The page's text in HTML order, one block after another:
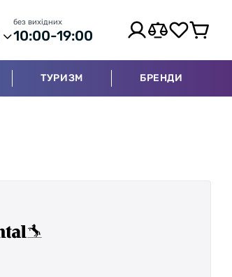
без вихідних
10:00-19:00
ТУРИЗМ БРЕНДИ